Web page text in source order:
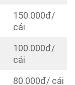
150.000đ/
cái
100.000đ/
cái
80.000đ/ cái